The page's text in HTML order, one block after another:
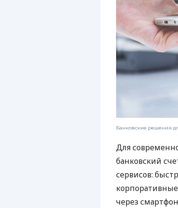
Банковские решения
Для
банковский
сервисов:
через